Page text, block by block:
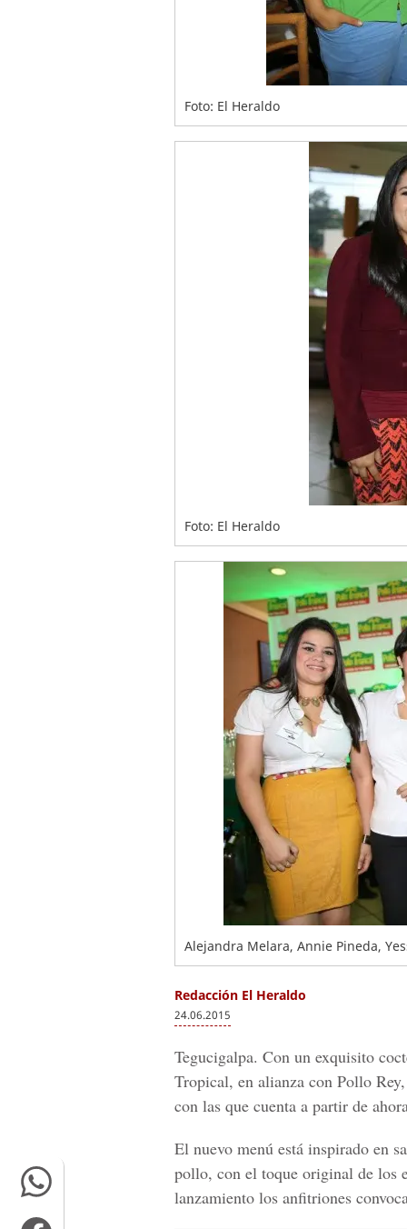
Foto: El Heraldo
Foto: El Heraldo
Alejandra Melara, Annie Pineda,
Redacción El Heraldo
24.06.2015
Tegucigalpa. Con un exquisito
Tropical, en alianza con Pollo
con las que cuenta a partir de
El nuevo menú está inspirado en
pollo, con el toque original de los
lanzamiento los anfitriones